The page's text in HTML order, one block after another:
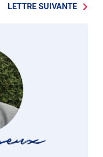
LETTRE SUIVANTE